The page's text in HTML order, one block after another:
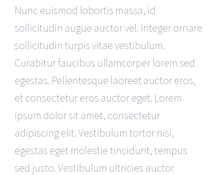
Nunc euismod lobortis massa, id
sollicitudin augue auctor vel. Integer ornare
sollicitudin turpis vitae vestibulum.
Curabitur faucibus ullamcorper lorem sed
egestas. Pellentesque laoreet auctor eros,
et consectetur eros auctor eget. Lorem
ipsum dolor sit amet, consectetur
adipiscing elit. Vestibulum tortor nisi,
egestas eget molestie tincidunt, tempus
sed justo. Vestibulum ultricies auctor